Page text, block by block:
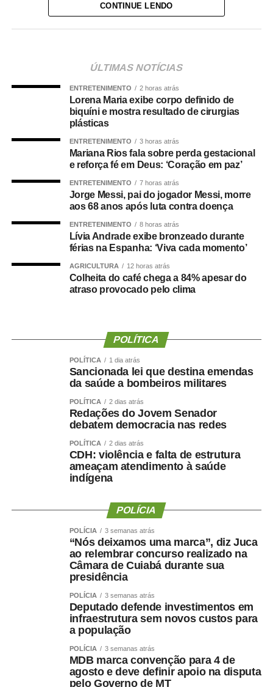
&Comp=948AF46AD1&Cli=4EC5B2AA
&Comp=66DC413E3C&Cli=D046312B
Entre as novidades desta edição está a inclusão das
modalidades de boliche e vôlei de praia nos Jogos
Paralímpicos. Outra atração será o passeio ciclístico, com
percurso entre o Residencial Paris e a Praia do Cortado,
aberto à participação da comunidade. A Praia do Cortado
também passa a integrar oficialmente a programação
esportiva dos jogos. As disputas de beach tennis, vôlei de
praia e futevôlei serão realizadas no local.
A programação dos Jogos Olímpicos conta com
modalidades coletivas e individuais, como basquetebol,
futsal, futebol sete, handebol, voleibol, ciclismo, mountain
bike, natação, karatê, tênis de mesa, xadrez, basquete
3×3, beach tennis, futevôlei e vôlei de praia. Já os 3º
Jogos Paralímpicos de Sinop contarão com disputas de
Gabriel Vasconcelos, destacou que os jogos representam
uma das principais ações de incentivo ao esporte
desenvolvidas pela Prefeitura de Sinop e contribuem
para ampliar a participação da população em atividades
esportivas. “Os Jogos Olímpicos e os Jogos Paralímpicos
de Sinop são eventos tradicionais e muito aguardados
pela comunidade esportiva. A competição oferece
oportunidades para atletas de diferentes modalidades
demonstrarem seu potencial, conquistarem resultados e
incentivam a prática esportiva e fortalecem o esporte
como ferramenta de integração social e desenvolvimento
humano”, afirmou.
O secretário também destacou que as novidades desta
edição ampliam o alcance do evento e aproximam ainda
mais a população das atividades esportivas. “A inclusão
de novas modalidades e a realização de disputas na
Praia do Cortado representam mais uma evolução dos
jogos. Essas mudanças ampliam as oportunidades de
participação, valorizam os espaços públicos do município
e tornam a competição ainda mais atrativa para atletas,
CONTINUE LENDO
ÚLTIMAS NOTÍCIAS
ENTRETENIMENTO 2 horas atrás
Lorena Maria exibe corpo definido de
biquíni e mostra resultado de cirurgias
plásticas
ENTRETENIMENTO 3 horas atrás
Mariana Rios fala sobre perda gestacional
e reforça fé em Deus: ‘Coração em paz’
ENTRETENIMENTO 7 horas atrás
Jorge Messi, pai do jogador Messi, morre
aos 68 anos após luta contra doença
ENTRETENIMENTO 8 horas atrás
Lívia Andrade exibe bronzeado durante
férias na Espanha: ‘Viva cada momento’
AGRICULTURA 12 horas atrás
Colheita do café chega a 84% apesar do
atraso provocado pelo clima
POLÍTICA
POLÍTICA 1 dia atrás
Sancionada lei que destina emendas
da saúde a bombeiros militares
POLÍTICA 2 dias atrás
Redações do Jovem Senador
debatem democracia nas redes
POLÍTICA 2 dias atrás
CDH: violência e falta de estrutura
ameaçam atendimento à saúde
indígena
POLÍCIA
POLÍCIA 3 semanas atrás
“Nós deixamos uma marca”, diz Juca
ao relembrar concurso realizado na
Câmara de Cuiabá durante sua
presidência
POLÍCIA 3 semanas atrás
Deputado defende investimentos em
infraestrutura sem novos custos para
a população
POLÍCIA 3 semanas atrás
MDB marca convenção para 4 de
agosto e deve definir apoio na disputa
pelo Governo de MT